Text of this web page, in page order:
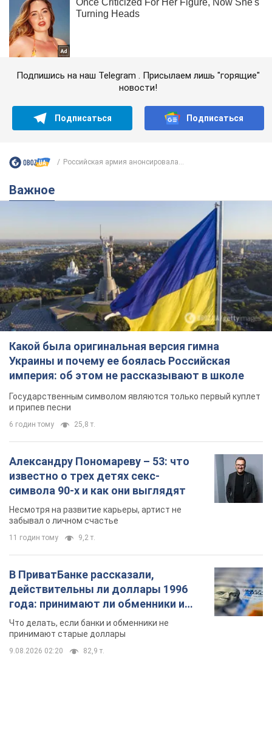
Подпишись на наш Telegram . Присылаем лишь "горящие"
новости!
Подписаться Подписаться
Российская армия анонсировала...
Важное
Какой была оригинальная версия гимна
Украины и почему ее боялась Российская
империя: об этом не рассказывают в школе
Государственным символом являются только первый куплет
и припев песни
6 годин тому 25,8 т.
Александру Пономареву – 53: что
известно о трех детях секс-
символа 90-х и как они выглядят
Несмотря на развитие карьеры, артист не
забывал о личном счастье
11 годин тому 9,2 т.
В ПриватБанке рассказали,
действительны ли доллары 1996
года: принимают ли обменники и
банки такие купюры
Что делать, если банки и обменники не
принимают старые доллары
9.08.2026 02:20 82,9 т.